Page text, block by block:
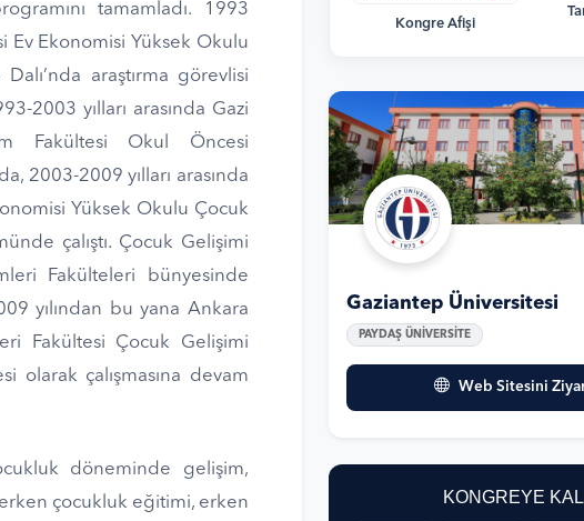
tamamladı. 1993
Ev Ekonomisi Yüksek Okulu
araştırma görevlisi
2003 yılları arasında Gazi
Fakültesi Okul Öncesi
2003-2009 yılları arasında
Yüksek Okulu Çocuk
çalıştı. Çocuk Gelişimi
Fakülteleri bünyesinde
yılından bu yana Ankara
Fakültesi Çocuk Gelişimi
olarak çalışmasına devam
döneminde gelişim,
çocukluk eğitimi, erken
Kongre Afişi
Gaziantep Üniversitesi
PAYDAŞ ÜNİVERSİTE
Web Sitesini
KONGREYE